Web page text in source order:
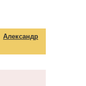
Александр